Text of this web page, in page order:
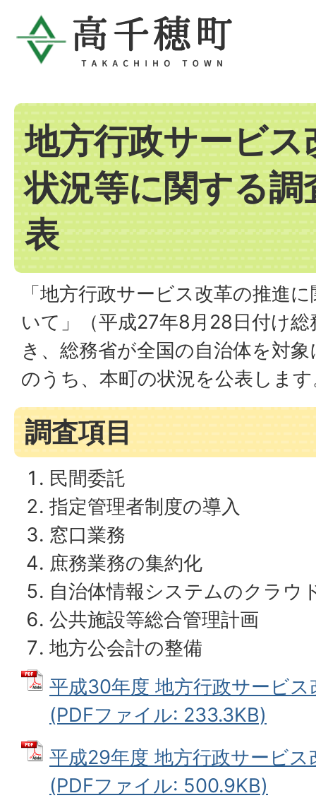
地方行政サービス
状況等に関する調
表
「地方行政サービス改革の推進
いて」（平成27年8月28日付け
き、総務省が全国の自治体を対
のうち、本町の状況を公表しま
調査項目
民間委託
指定管理者制度の導入
窓口業務
庶務業務の集約化
自治体情報システムのクラウ
公共施設等総合管理計画
地方公会計の整備
平成30年度 地方行政サービス
(PDFファイル: 233.3KB)
平成29年度 地方行政サービス
(PDFファイル: 500.9KB)